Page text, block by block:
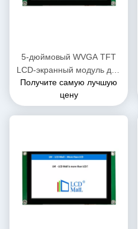
5-дюймовый WVGA TFT
LCD-экранный модуль для
всех микроконтроллеров,
таких как Aduno/Raspberry
Pi/SMT32/ESP32/C8051/ и
Получите самую лучшую
цену